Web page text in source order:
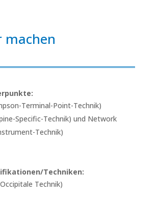
machen
Terminal-Point-Technik)
Specific-Technik) und Network
Technik)
Techniken:
Technik)